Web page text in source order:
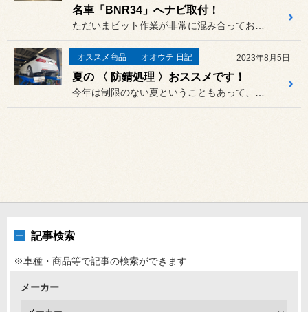
名車「BNR34」へナビ取付！
オススメ商品 オオウチ 日記 2023年8月5日
夏の 〈 防錆処理 〉おススメです！
記事検索
※車種・商品等で記事の検索ができます
メーカー